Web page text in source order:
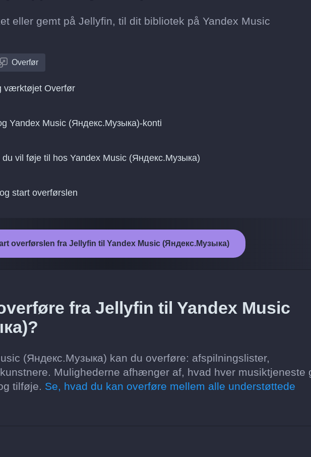
eller gemt på Jellyfin, til dit bibliotek på Yandex Music
Overfør
værktøjet Overfør
Yandex Music (Яндекс.Музыка)-konti
vil føje til hos Yandex Music (Яндекс.Музыка)
start overførslen
overførslen fra Jellyfin til Yandex Music (Яндекс.Музыка)
fra Jellyfin til Yandex Music
(Яндекс.Музыка) kan du overføre: afspilningslister,
Mulighederne afhænger af, hvad hver musiktjeneste
tilføje. Se, hvad du kan overføre mellem alle understøttede